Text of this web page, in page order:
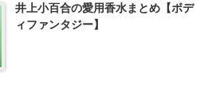
井上小百合の愛用香水まとめ【ボデ
ィファンタジー】